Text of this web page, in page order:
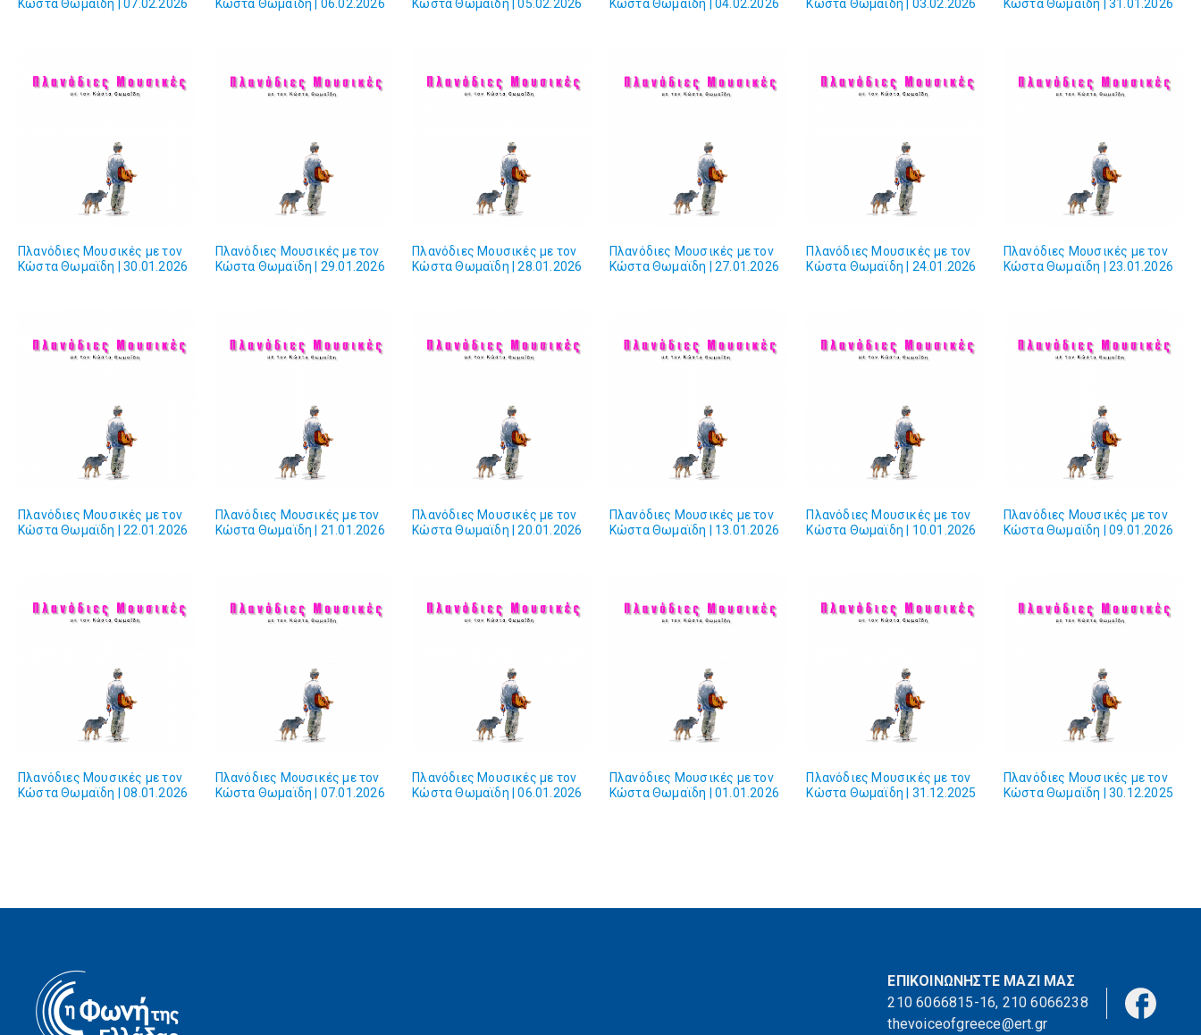
Κώστα Θωμαϊδη | 07.02.2026
Κώστα Θωμαϊδη | 06.02.2026
Κώστα Θωμαϊδη | 05.02.2026
Κώστα Θωμαϊδη | 04.02.2026
Κώστα Θωμαϊδη | 03.02.2026
Κώστα Θωμαϊδη | 31.01.2026
Πλανόδιες Mουσικές με τον
Κώστα Θωμαϊδη | 30.01.2026
Πλανόδιες Mουσικές με τον
Κώστα Θωμαϊδη | 29.01.2026
Πλανόδιες Mουσικές με τον
Κώστα Θωμαϊδη | 28.01.2026
Πλανόδιες Mουσικές με τον
Κώστα Θωμαϊδη | 27.01.2026
Πλανόδιες Mουσικές με τον
Κώστα Θωμαϊδη | 24.01.2026
Πλανόδιες Mουσικές με τον
Κώστα Θωμαϊδη | 23.01.2026
Πλανόδιες Mουσικές με τον
Κώστα Θωμαϊδη | 22.01.2026
Πλανόδιες Mουσικές με τον
Κώστα Θωμαϊδη | 21.01.2026
Πλανόδιες Mουσικές με τον
Κώστα Θωμαϊδη | 20.01.2026
Πλανόδιες Mουσικές με τον
Κώστα Θωμαϊδη | 13.01.2026
Πλανόδιες Mουσικές με τον
Κώστα Θωμαϊδη | 10.01.2026
Πλανόδιες Mουσικές με τον
Κώστα Θωμαϊδη | 09.01.2026
Πλανόδιες Mουσικές με τον
Κώστα Θωμαϊδη | 08.01.2026
Πλανόδιες Mουσικές με τον
Κώστα Θωμαϊδη | 07.01.2026
Πλανόδιες Mουσικές με τον
Κώστα Θωμαϊδη | 06.01.2026
Πλανόδιες Mουσικές με τον
Κώστα Θωμαϊδη | 01.01.2026
Πλανόδιες Mουσικές με τον
Κώστα Θωμαϊδη | 31.12.2025
Πλανόδιες Mουσικές με τον
Κώστα Θωμαϊδη | 30.12.2025
ΕΠΙΚΟΙΝΩΝΗΣΤΕ ΜΑΖΙ ΜΑΣ
210 6066815-16, 210 6066238
thevoiceofgreece@ert.gr